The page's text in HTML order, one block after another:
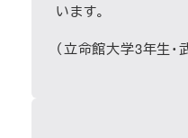
います。
（立命館大学3年生・